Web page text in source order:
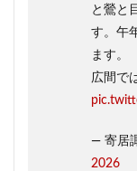
と鶯と
す。午
ます。
広間で
— 寄居
2026